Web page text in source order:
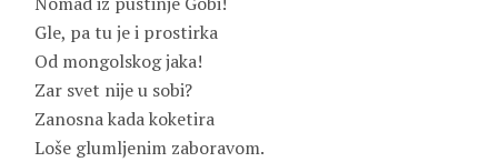
Gle, pa tu je i prostirka
Od mongolskog jaka!
Zar svet nije u sobi?
Zanosna kada koketira
Loše glumljenim zaboravom.